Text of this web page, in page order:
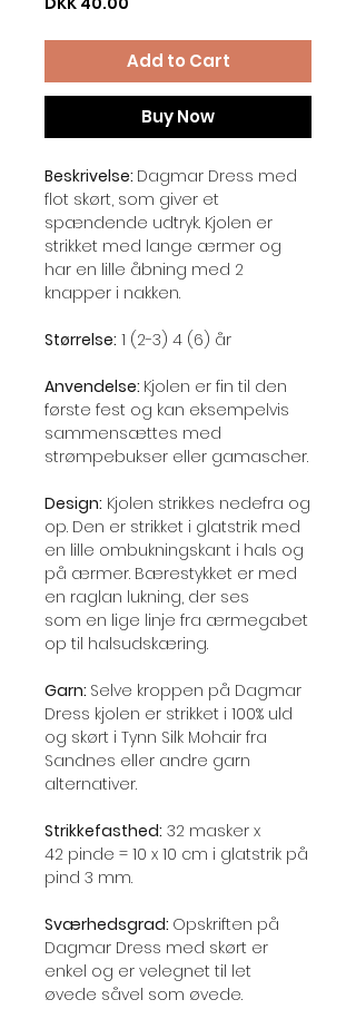
Add to Cart
Buy Now
Beskrivelse: Dagmar Dress med
flot skørt, som giver et
spændende udtryk. Kjolen er
strikket med lange ærmer og
har en lille åbning med 2
knapper i nakken.
Størrelse: 1 (2-3) 4 (6) år
Anvendelse: Kjolen er fin til den
første fest og kan eksempelvis
sammensættes med
strømpebukser eller gamascher.
Design: Kjolen strikkes nedefra og
op. Den er strikket i glatstrik med
en lille ombukningskant i hals og
på ærmer. Bærestykket er med
en raglan lukning, der ses
som en lige linje fra ærmegabet
op til halsudskæring.
Garn: Selve kroppen på Dagmar
Dress kjolen er strikket i 100% uld
og skørt i Tynn Silk Mohair fra
Sandnes eller andre garn
alternativer.
Strikkefasthed: 32 masker x
42 pinde = 10 x 10 cm i glatstrik på
pind 3 mm.
Sværhedsgrad: Opskriften på
Dagmar Dress med skørt er
enkel og er velegnet til let
øvede såvel som øvede.